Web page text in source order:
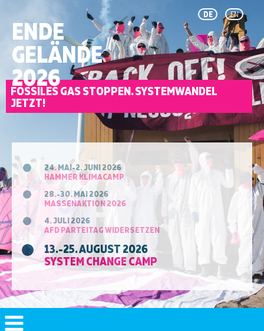
DE EN
ENDE
GELÄNDE
2026
FOSSILES GAS STOPPEN. SYSTEMWANDEL
JETZT!
24. MAI-2. JUNI 2026
HAMMER KLIMACAMP
28.-30. MAI 2026
MASSENAKTION 2026
4. JULI 2026
AFD PARTEITAG WIDERSETZEN
13.-25. AUGUST 2026
SYSTEM CHANGE CAMP